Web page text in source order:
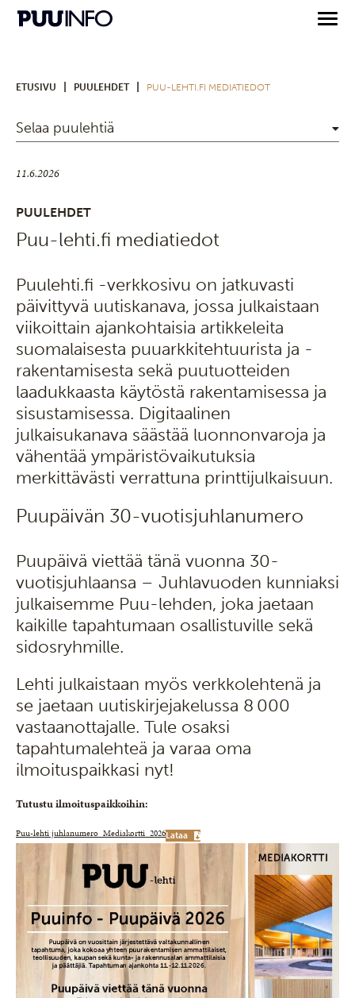
ETUSIVU PUULEHDET PUU-LEHTI.FI MEDIATIEDOT
Selaa puulehtiä
11.6.2026
PUULEHDET
Puu-lehti.fi mediatiedot
Puulehti.fi -verkkosivu on jatkuvasti
päivittyvä uutiskanava, jossa julkaistaan
viikoittain ajankohtaisia artikkeleita
suomalaisesta puuarkkitehtuurista ja -
rakentamisesta sekä puutuotteiden
laadukkaasta käytöstä rakentamisessa ja
sisustamisessa. Digitaalinen
julkaisukanava säästää luonnonvaroja ja
vähentää ympäristövaikutuksia
merkittävästi verrattuna printtijulkaisuun.
Puupäivän 30-vuotisjuhlanumero
Puupäivä viettää tänä vuonna 30-
vuotisjuhlaansa – Juhlavuoden kunniaksi
julkaisemme Puu-lehden, joka jaetaan
kaikille tapahtumaan osallistuville sekä
sidosryhmille.
Lehti julkaistaan myös verkkolehtenä ja
se jaetaan uutiskirjejakelussa 8 000
vastaanottajalle. Tule osaksi
tapahtumalehteä ja varaa oma
ilmoituspaikkasi nyt!
Tutustu ilmoituspaikkoihin:
Puu-lehti juhlanumero_Mediakortti_2026Lataa